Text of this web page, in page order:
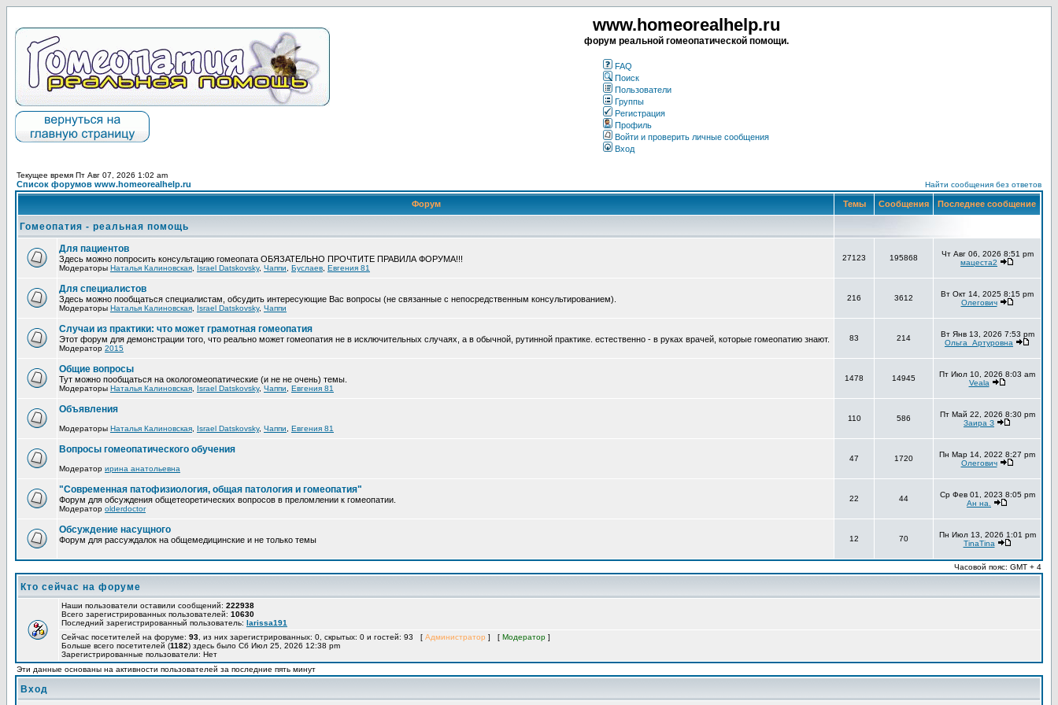
www.homeorealhelp.ru
форум реальной гомеопатической помощи.
FAQ
Поиск
Пользователи
Группы
Регистрация
Профиль
Войти и проверить личные сообщения
Вход
Текущее время Пт Авг 07, 2026 1:02 am
Список форумов www.homeorealhelp.ru Найти сообщения без ответов
Форум Темы Сообщения Последнее сообщение
Гомеопатия - реальная помощь
Для пациентов
Здесь можно попросить консультацию гомеопата ОБЯЗАТЕЛЬНО ПРОЧТИТЕ ПРАВИЛА ФОРУМА!!!
Модераторы Наталья Калиновская Israel Datskovsky, Чаппи Буслаев Евгения 81
27123 195868
Чт Авг 06, 2026 8:51 pm
мацеста2
Для специалистов
Здесь можно пообщаться специалистам, обсудить интересующие Вас вопросы (не связанные с непосредственным консультированием).
Модераторы Наталья Калиновская Israel Datskovsky, Чаппи
216 3612
Вт Окт 14, 2025 8:15 pm
Олегович
Случаи из практики: что может грамотная гомеопатия
Этот форум для демонстрации того, что реально может гомеопатия не в исключительных случаях, а в обычной, рутинной практике. естественно - в руках врачей, которые гомеопатию знают.
Модератор 2015
83 214
Вт Янв 13, 2026 7:53 pm
Ольга_Артуровна
Общие вопросы
Тут можно пообщаться на окологомеопатические (и не не очень) темы.
Модераторы Наталья Калиновская Israel Datskovsky, Чаппи Евгения 81
1478 14945
Пт Июл 10, 2026 8:03 am
Veala
Объявления
Модераторы Наталья Калиновская Israel Datskovsky, Чаппи Евгения 81
110 586
Пт Май 22, 2026 8:30 pm
Заира З
Вопросы гомеопатического обучения
Модератор ирина анатольевна
47 1720
Пн Мар 14, 2022 8:27 pm
Олегович
"Современная патофизиология, общая патология и гомеопатия"
Форум для обсуждения общетеоретических вопросов в преломлении к гомеопатии.
Модератор olderdoctor
22 44
Ср Фев 01, 2023 8:05 pm
Ан на.
Обсуждение насущного
Форум для рассуждалок на общемедицинские и не только темы 12 70
Пн Июл 13, 2026 1:01 pm
TinaTina
Часовой пояс: GMT + 4
Кто сейчас на форуме
Наши пользователи оставили сообщений: 222938
Всего зарегистрированных пользователей: 10630
Последний зарегистрированный пользователь: larissa191
Сейчас посетителей на форуме: 93 , из них зарегистрированных: 0, скрытых: 0 и гостей: 93 [ Администратор ] [ Модератор ]
Больше всего посетителей (1182) здесь было Сб Июл 25, 2026 12:38 pm
Зарегистрированные пользователи: Нет
Эти данные основаны на активности пользователей за последние пять минут
Вход